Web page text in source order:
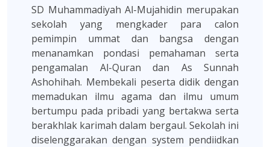
SD Muhammadiyah Al-Mujahidin merupakan
sekolah yang mengkader para calon
pemimpin ummat dan bangsa dengan
menanamkan pondasi pemahaman serta
pengamalan Al-Quran dan As Sunnah
Ashohihah. Membekali peserta didik dengan
memadukan ilmu agama dan ilmu umum
bertumpu pada pribadi yang bertakwa serta
berakhlak karimah dalam bergaul. Sekolah ini
diselenggarakan dengan system pendiidkan